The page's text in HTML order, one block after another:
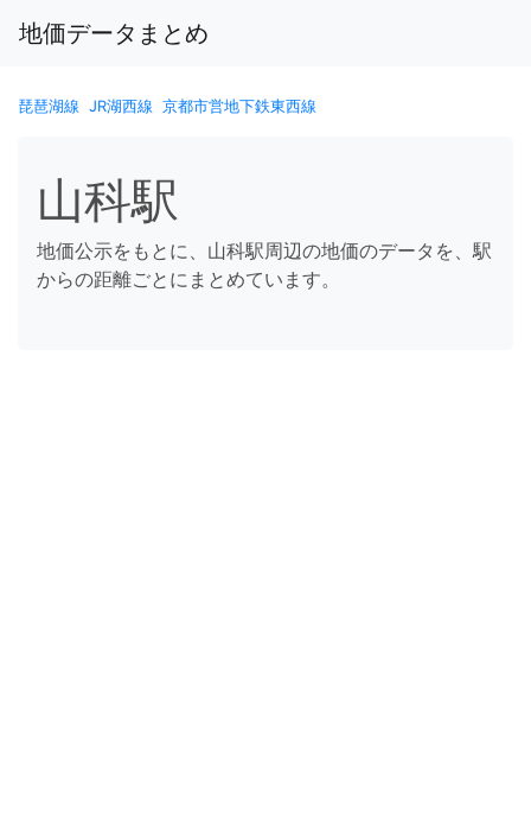
地価データまとめ
琵琶湖線 JR湖西線 京都市営地下鉄東西線
山科駅
地価公示をもとに、山科駅周辺の地価のデータを、駅
からの距離ごとにまとめています。